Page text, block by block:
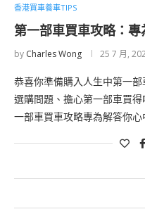
香港買車養車TIPS
第一部車買車攻略：
by Charles Wong 25 7 月,
恭喜你準備購入人生中第一
選購問題、擔心第一部車買
一部車買車攻略專為解答你心